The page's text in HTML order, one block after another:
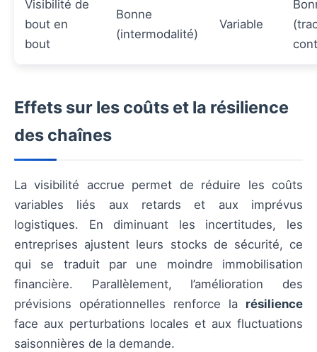
Visibilité de
bout en
bout
Bonne
(intermodalité)
Variable
Effets sur les coûts et la résilience
des chaînes
La visibilité accrue permet de réduire les coûts
variables liés aux retards et aux imprévus
logistiques. En diminuant les incertitudes, les
entreprises ajustent leurs stocks de sécurité, ce
qui se traduit par une moindre immobilisation
financière. Parallèlement, l’amélioration des
prévisions opérationnelles renforce la résilience
face aux perturbations locales et aux fluctuations
saisonnières de la demande.